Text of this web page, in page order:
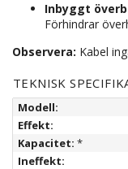
Inbyggt
Förhindrar
Observera: Kabel
TEKNISK
Modell:
Effekt:
Kapacitet: *
Ineffekt: